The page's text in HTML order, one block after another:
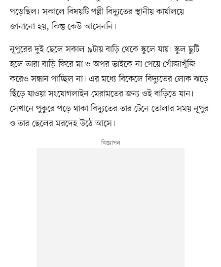
পড়েছিল। সকালে বিষয়টি পল্লী বিদ্যুতের স্থানীয় কার্যালয়ে
জানানো হয়, কিন্তু কেউ আসেননি।
নূপুরের দুই ছেলে সকাল ৯টায় বাড়ি থেকে স্কুলে যায়। স্কুল ছুটি
হলে তারা বাড়ি ফিরে মা ও অপর ভাইকে না পেয়ে খোঁজাখুঁজি
করেও সন্ধান পাচ্ছিল না। এর মধ্যে বিকেলে বিদ্যুতের লোক ঝড়ে
ছিঁড়ে যাওয়া সংযোগলাইন মেরামতের জন্য ওই বাড়িতে যান।
সেখানে পুকুরে পড়ে থাকা বিদ্যুতের তার টেনে তোলার সময় নূপুর
ও তার ছেলের মরদেহ উঠে আসে।